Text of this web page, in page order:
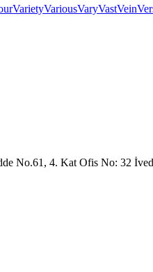
VarietyVariousVaryVastVein
No.61, 4. Kat Ofis No: 32